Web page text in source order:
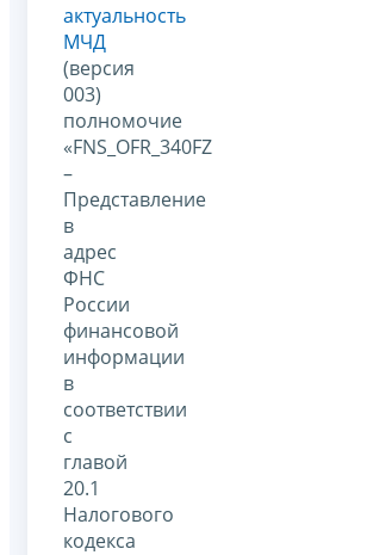
актуальность
МЧД
(версия
003)
полномочие
«FNS_OFR_340FZ
–
Представление
в
адрес
ФНС
России
финансовой
информации
в
соответствии
с
главой
20.1
Налогового
кодекса